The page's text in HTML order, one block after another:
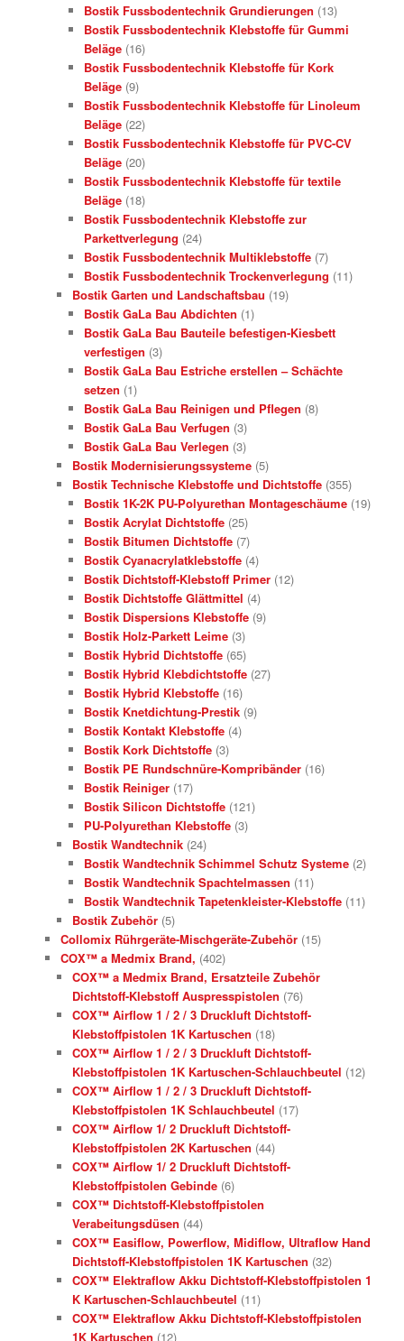
Bostik Fussbodentechnik Grundierungen (13)
Bostik Fussbodentechnik Klebstoffe für Gummi
Beläge (16)
Bostik Fussbodentechnik Klebstoffe für Kork
Beläge (9)
Bostik Fussbodentechnik Klebstoffe für Linoleum
Beläge (22)
Bostik Fussbodentechnik Klebstoffe für PVC-CV
Beläge (20)
Bostik Fussbodentechnik Klebstoffe für textile
Beläge (18)
Bostik Fussbodentechnik Klebstoffe zur
Parkettverlegung (24)
Bostik Fussbodentechnik Multiklebstoffe (7)
Bostik Fussbodentechnik Trockenverlegung (11)
Bostik Garten und Landschaftsbau (19)
Bostik GaLa Bau Abdichten (1)
Bostik GaLa Bau Bauteile befestigen-Kiesbett
verfestigen (3)
Bostik GaLa Bau Estriche erstellen – Schächte
setzen (1)
Bostik GaLa Bau Reinigen und Pflegen (8)
Bostik GaLa Bau Verfugen (3)
Bostik GaLa Bau Verlegen (3)
Bostik Modernisierungssysteme (5)
Bostik Technische Klebstoffe und Dichtstoffe (355)
Bostik 1K-2K PU-Polyurethan Montageschäume (19)
Bostik Acrylat Dichtstoffe (25)
Bostik Bitumen Dichtstoffe (7)
Bostik Cyanacrylatklebstoffe (4)
Bostik Dichtstoff-Klebstoff Primer (12)
Bostik Dichtstoffe Glättmittel (4)
Bostik Dispersions Klebstoffe (9)
Bostik Holz-Parkett Leime (3)
Bostik Hybrid Dichtstoffe (65)
Bostik Hybrid Klebdichtstoffe (27)
Bostik Hybrid Klebstoffe (16)
Bostik Knetdichtung-Prestik (9)
Bostik Kontakt Klebstoffe (4)
Bostik Kork Dichtstoffe (3)
Bostik PE Rundschnüre-Kompribänder (16)
Bostik Reiniger (17)
Bostik Silicon Dichtstoffe (121)
PU-Polyurethan Klebstoffe (3)
Bostik Wandtechnik (24)
Bostik Wandtechnik Schimmel Schutz Systeme (2)
Bostik Wandtechnik Spachtelmassen (11)
Bostik Wandtechnik Tapetenkleister-Klebstoffe (11)
Bostik Zubehör (5)
Collomix Rührgeräte-Mischgeräte-Zubehör (15)
COX™ a Medmix Brand, (402)
COX™ a Medmix Brand, Ersatzteile Zubehör
Dichtstoff-Klebstoff Auspresspistolen (76)
COX™ Airflow 1 / 2 / 3 Druckluft Dichtstoff-
Klebstoffpistolen 1K Kartuschen (18)
COX™ Airflow 1 / 2 / 3 Druckluft Dichtstoff-
Klebstoffpistolen 1K Kartuschen-Schlauchbeutel (12)
COX™ Airflow 1 / 2 / 3 Druckluft Dichtstoff-
Klebstoffpistolen 1K Schlauchbeutel (17)
COX™ Airflow 1/ 2 Druckluft Dichtstoff-
Klebstoffpistolen 2K Kartuschen (44)
COX™ Airflow 1/ 2 Druckluft Dichtstoff-
Klebstoffpistolen Gebinde (6)
COX™ Dichtstoff-Klebstoffpistolen
Verabeitungsdüsen (44)
COX™ Easiflow, Powerflow, Midiflow, Ultraflow Hand
Dichtstoff-Klebstoffpistolen 1K Kartuschen (32)
COX™ Elektraflow Akku Dichtstoff-Klebstoffpistolen 1
K Kartuschen-Schlauchbeutel (11)
COX™ Elektraflow Akku Dichtstoff-Klebstoffpistolen
1K Kartuschen (12)